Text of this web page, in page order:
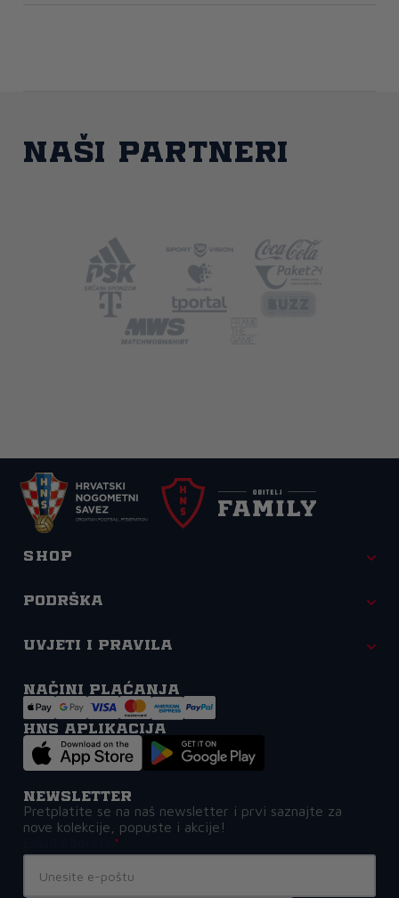
Naši partneri
Shop
Podrška
Uvjeti i pravila
Načini plaćanja
HNS APLIKACIJA
Newsletter
Pretplatite se na naš newsletter i prvi saznajte za
nove kolekcije, popuste i akcije!